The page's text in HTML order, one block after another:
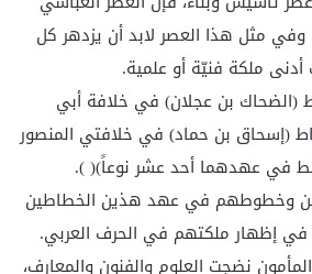
وفي مثل هذا العصر لابد أن يزدهر كل
ملكة فنيّة أو علمية.
(الضحاك بن عجلان) في خلافة أبي
(إسحاق بن حماد) في خلافتي المنصور
في عهدهما أحد عشر نوعاً)( ).
وخطوطهم في عهد هذين الخطاطين
إظهار ملكتهم في الحرف العربي.
نضجت العلوم والفنون والمعارف،